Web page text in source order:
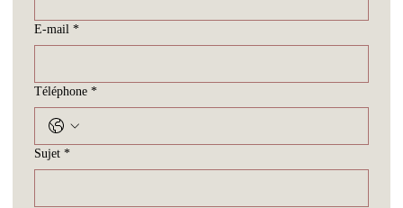
E-mail *
Téléphone *
Sujet *